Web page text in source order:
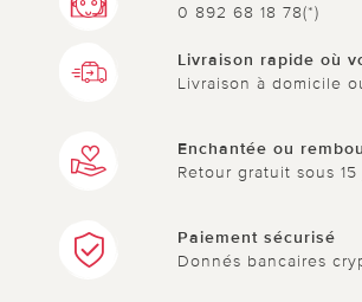
0 892 68 18 78(*)
Livraison rapide où
Livraison à domicile
Enchantée ou
Retour gratuit sous 15
Paiement sécurisé
Donnés bancaires